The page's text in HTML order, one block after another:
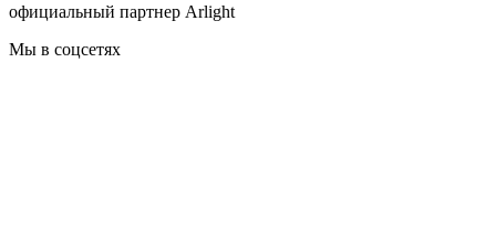
официальный партнер Arlight
Мы в соцсетях